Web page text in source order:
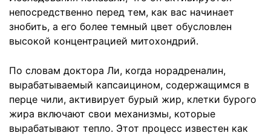
непосредственно перед тем, как вас начинает
знобить, а его более темный цвет обусловлен
высокой концентрацией митохондрий.
По словам доктора Ли, когда норадреналин,
вырабатываемый капсаицином, содержащимся в
перце чили, активирует бурый жир, клетки бурого
жира включают свои механизмы, которые
вырабатывают тепло. Этот процесс известен как